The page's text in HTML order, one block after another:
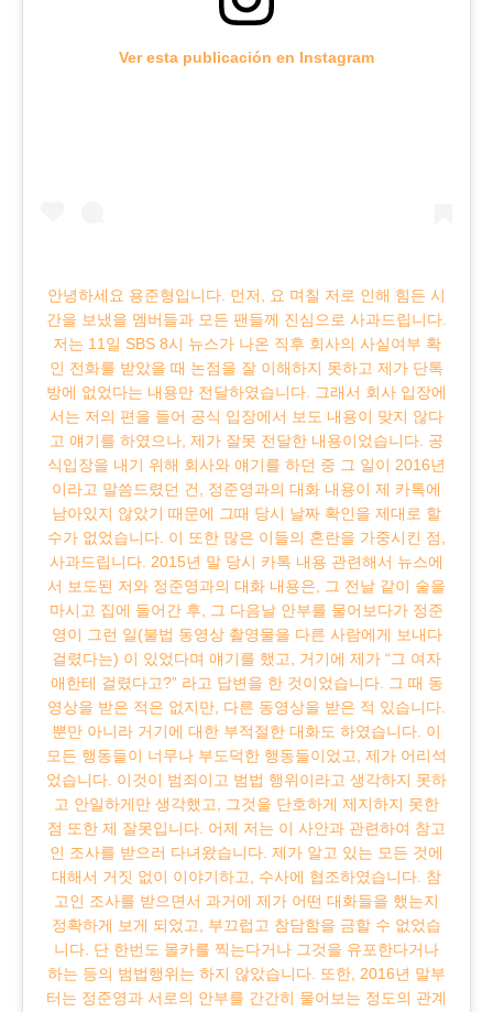
Ver esta publicación en Instagram
안녕하세요 용준형입니다. 먼저, 요 며칠 저로 인해 힘든 시
간을 보냈을 멤버들과 모든 팬들께 진심으로 사과드립니다.
저는 11일 SBS 8시 뉴스가 나온 직후 회사의 사실여부 확
인 전화를 받았을 때 논점을 잘 이해하지 못하고 제가 단톡
방에 없었다는 내용만 전달하였습니다. 그래서 회사 입장에
서는 저의 편을 들어 공식 입장에서 보도 내용이 맞지 않다
고 얘기를 하였으나, 제가 잘못 전달한 내용이었습니다. 공
식입장을 내기 위해 회사와 얘기를 하던 중 그 일이 2016년
이라고 말씀드렸던 건, 정준영과의 대화 내용이 제 카톡에
남아있지 않았기 때문에 그때 당시 날짜 확인을 제대로 할
수가 없었습니다. 이 또한 많은 이들의 혼란을 가중시킨 점,
사과드립니다. 2015년 말 당시 카톡 내용 관련해서 뉴스에
서 보도된 저와 정준영과의 대화 내용은, 그 전날 같이 술을
마시고 집에 들어간 후, 그 다음날 안부를 물어보다가 정준
영이 그런 일(불법 동영상 촬영물을 다른 사람에게 보내다
걸렸다는) 이 있었다며 얘기를 했고, 거기에 제가 “그 여자
애한테 걸렸다고?” 라고 답변을 한 것이었습니다. 그 때 동
영상을 받은 적은 없지만, 다른 동영상을 받은 적 있습니다.
뿐만 아니라 거기에 대한 부적절한 대화도 하였습니다. 이
모든 행동들이 너무나 부도덕한 행동들이었고, 제가 어리석
었습니다. 이것이 범죄이고 범법 행위이라고 생각하지 못하
고 안일하게만 생각했고, 그것을 단호하게 제지하지 못한
점 또한 제 잘못입니다. 어제 저는 이 사안과 관련하여 참고
인 조사를 받으러 다녀왔습니다. 제가 알고 있는 모든 것에
대해서 거짓 없이 이야기하고, 수사에 협조하였습니다. 참
고인 조사를 받으면서 과거에 제가 어떤 대화들을 했는지
정확하게 보게 되었고, 부끄럽고 참담함을 금할 수 없었습
니다. 단 한번도 몰카를 찍는다거나 그것을 유포한다거나
하는 등의 범법행위는 하지 않았습니다. 또한, 2016년 말부
터는 정준영과 서로의 안부를 간간히 물어보는 정도의 관계